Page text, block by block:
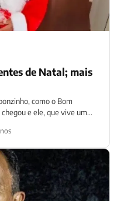
de Natal; mais
como o Bom
e ele, que vive um...